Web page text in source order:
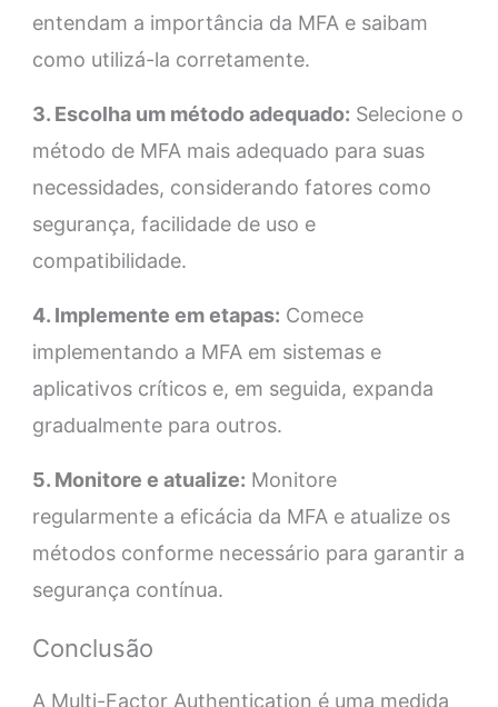
entendam a importância da MFA e saibam
como utilizá-la corretamente.
3. Escolha um método adequado: Selecione o
método de MFA mais adequado para suas
necessidades, considerando fatores como
segurança, facilidade de uso e
compatibilidade.
4. Implemente em etapas: Comece
implementando a MFA em sistemas e
aplicativos críticos e, em seguida, expanda
gradualmente para outros.
5. Monitore e atualize: Monitore
regularmente a eficácia da MFA e atualize os
métodos conforme necessário para garantir a
segurança contínua.
Conclusão
A Multi-Factor Authentication é uma medida